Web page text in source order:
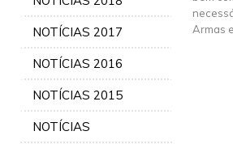
NOTÍCIAS 2017
NOTÍCIAS 2016
NOTÍCIAS 2015
NOTÍCIAS
Armas